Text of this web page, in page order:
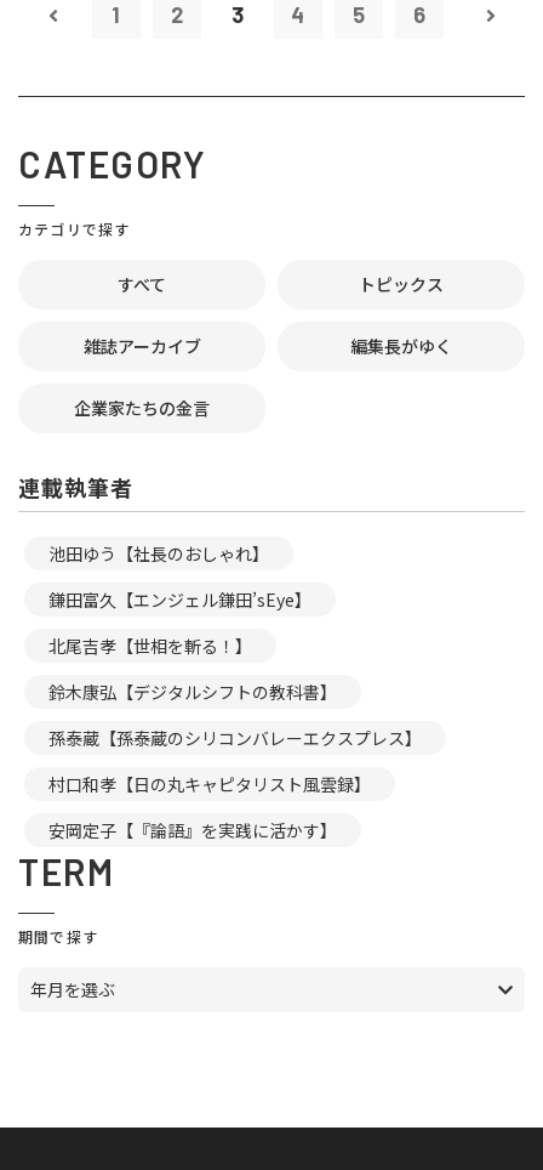
1 2 3 4 5 6
CATEGORY
カテゴリで探す
すべて トピックス
雑誌アーカイブ 編集長がゆく
企業家たちの金言
連載執筆者
池田ゆう【社長のおしゃれ】
鎌田富久【エンジェル鎌田’sEye】
北尾吉孝【世相を斬る！】
鈴木康弘【デジタルシフトの教科書】
孫泰蔵【孫泰蔵のシリコンバレーエクスプレス】
村口和孝【日の丸キャピタリスト風雲録】
安岡定子【『論語』を実践に活かす】
TERM
期間で探す
年月を選ぶ